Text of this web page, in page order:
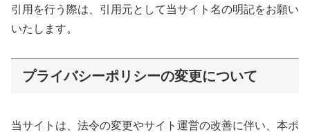
引用を行う際は、引用元として当サイト名の明記をお願い
いたします。
プライバシーポリシーの変更について
当サイトは、法令の変更やサイト運営の改善に伴い、本ポ